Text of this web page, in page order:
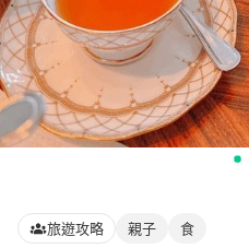
旅遊攻略 親子 食